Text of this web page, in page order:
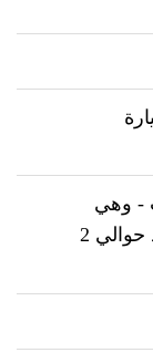
- وهي
قرية لأقلية همونغ العرقية، على بعد حوالي 2